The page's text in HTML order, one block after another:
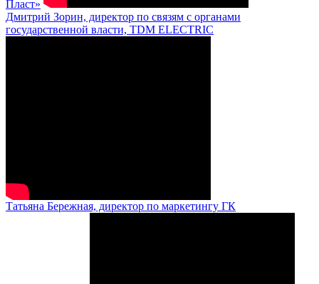
Пласт»
Дмитрий Зорин, директор по связям с органами
государственной власти, TDM ELECTRIC
Татьяна Бережная, директор по маркетингу ГК